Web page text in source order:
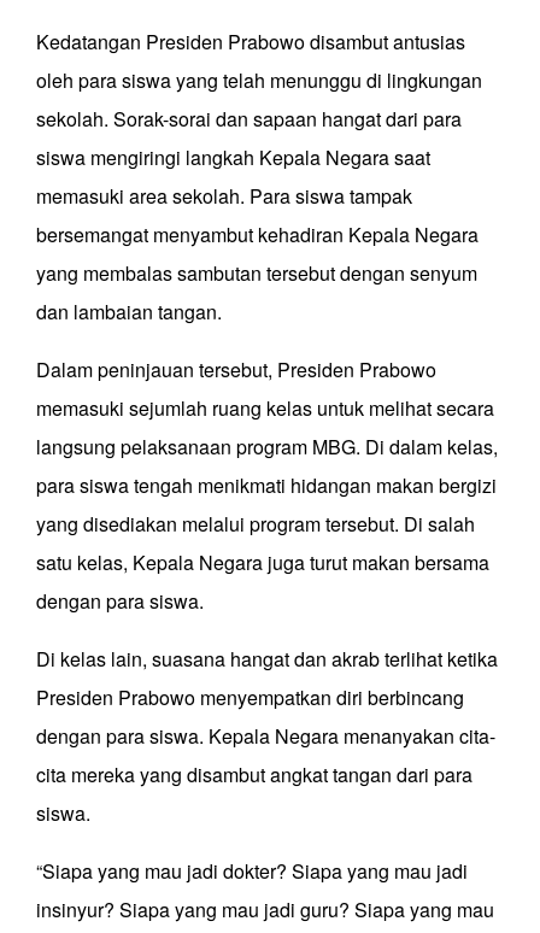
Kedatangan Presiden Prabowo disambut antusias
oleh para siswa yang telah menunggu di lingkungan
sekolah. Sorak-sorai dan sapaan hangat dari para
siswa mengiringi langkah Kepala Negara saat
memasuki area sekolah. Para siswa tampak
bersemangat menyambut kehadiran Kepala Negara
yang membalas sambutan tersebut dengan senyum
dan lambaian tangan.
Dalam peninjauan tersebut, Presiden Prabowo
memasuki sejumlah ruang kelas untuk melihat secara
langsung pelaksanaan program MBG. Di dalam kelas,
para siswa tengah menikmati hidangan makan bergizi
yang disediakan melalui program tersebut. Di salah
satu kelas, Kepala Negara juga turut makan bersama
dengan para siswa.
Di kelas lain, suasana hangat dan akrab terlihat ketika
Presiden Prabowo menyempatkan diri berbincang
dengan para siswa. Kepala Negara menanyakan cita-
cita mereka yang disambut angkat tangan dari para
siswa.
“Siapa yang mau jadi dokter? Siapa yang mau jadi
insinyur? Siapa yang mau jadi guru? Siapa yang mau